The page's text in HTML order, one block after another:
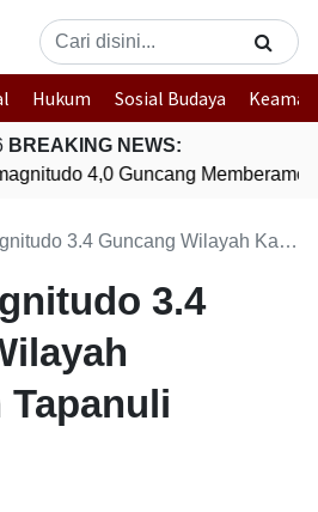
Hukum Sosial Budaya
BREAKING NEWS:
4,0 Guncang Memberamo
3.4 Guncang Wilayah Kabupaten Tapanuli Selatan
3.4
Tapanuli